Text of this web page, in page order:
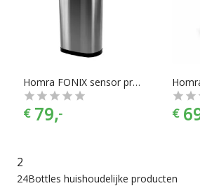
prijscategorieën, voor ieder is er wel
nog eens de juiste kleurselectie vind je
bij jouw keukeninrichting past.
Homra FONIX sensor prullenbak afvalemmer 50 liter
€ 79,- €
2
24Bottles huishoudelijke producten